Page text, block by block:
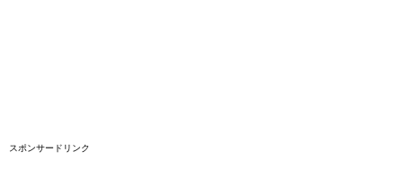
スポンサードリンク